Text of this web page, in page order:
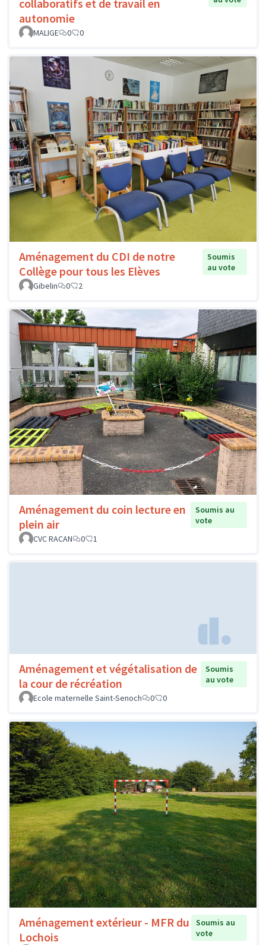
collaboratifs et de travail en
autonomie
MALIGE 0 0
Aménagement du CDI de notre
Collège pour tous les Elèves
Soumis
au vote
Gibelin
0 2
Aménagement du coin lecture en
plein air
Soumis au
vote
CVC RACAN
0 1
Aménagement et végétalisation de
la cour de récréation
Soumis
au vote
Ecole maternelle Saint-Senoch
0 0
Aménagement extérieur - MFR du
Lochois
Soumis au
vote